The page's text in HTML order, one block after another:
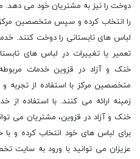
دوخت را نیز به مشتریان خود می دهد.
را انتخاب کرده و سپس متخصصین مرکز
لباس های تابستانی را دوخت کنند.
تعمیر یا تغییرات در لباس های
خنک و آزاد در قزوین خدمات
متخصصین مرکز با استفاده از تجربه
زمینه ارائه می کنند. با استفاده از
خنک و آزاد در قزوین، مشتریان می
برای لباس های خود انتخاب کرده و با
عزیزان می توانید با ورود به سایت